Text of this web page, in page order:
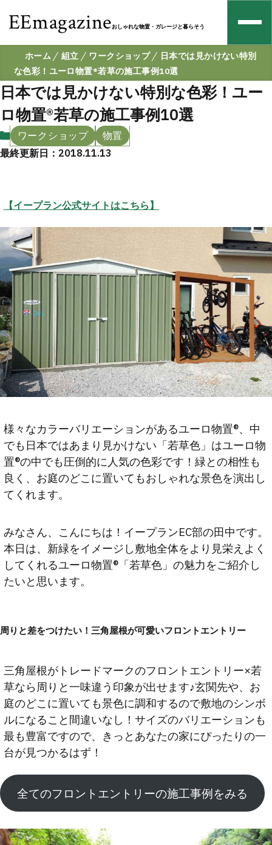
EEmagazineおしゃれな物置・ガレージと暮らそう
ホーム 組立 ワークショップ
日本では見かけない特別
な色彩！ユーロ物置®️若草の施工事例10選
日本では見かけない特別な色彩！ユー
ロ物置®️若草の施工事例10選
ワークショップ
物置
最終更新日：2018.11.13
【イープラン公式サイトはこちら】
様々なカラーバリエーションがあるユーロ物置®️、中
でも日本ではあまり見かけない「若草色」はユーロ物
置®️の中でも圧倒的に人気の色彩です！緑との相性も
良く、お庭のどこに置いてもおしゃれな景色を演出し
てくれます。
みなさん、こんにちは！イープランEC部の田中です。
本日は、新緑をイメージし敷地全体をより見栄えよく
してくれるユーロ物置®️「若草色」の魅力をご紹介し
たいと思います。
周りと差をつけたい！三角屋根が可愛いフロントエントリー
三角屋根がトレードマークのフロントエントリー×若
草なら周りと一味違う印象が出せます♪玄関先や、お
庭のどこに置いても景色に調和するので敷地のシンボ
ルになること間違いなし！サイズのバリエーションも
最も豊富ですので、きっとあなたの家にぴったりの一
台が見つかるはず！
全てのフロントエントリーの施工事例をみる